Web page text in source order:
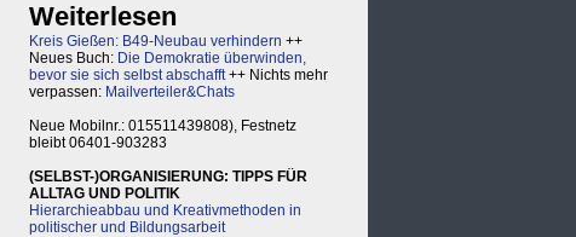
Weiterlesen
Kreis Gießen: B49-Neubau verhindern ++
Neues Buch: Die Demokratie überwinden,
bevor sie sich selbst abschafft++ Nichts mehr
verpassen: Mailverteiler&Chats
Neue Mobilnr.: 015511439808), Festnetz
bleibt 06401-903283
(SELBST-)ORGANISIERUNG: TIPPS FÜR
ALLTAG UND POLITIK
Hierarchieabbau und Kreativmethoden in
politischer und Bildungsarbeit